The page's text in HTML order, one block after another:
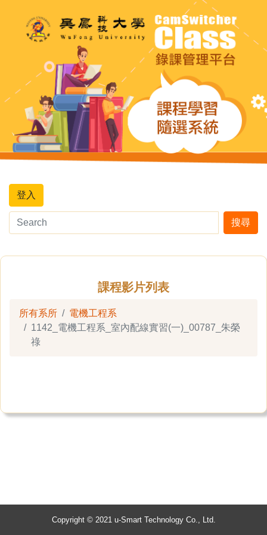
登入
搜尋
課程影片列表
所有系所
電機工程系
1142_電機工程系_室內配線實習(一)_00787_朱榮
祿
Copyright © 2021 u-Smart Technology Co., Ltd.